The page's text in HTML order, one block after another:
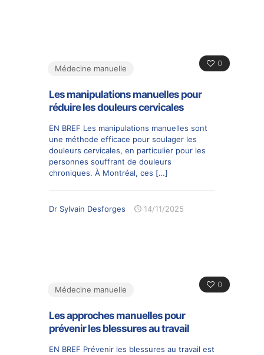
0
Médecine manuelle
Les manipulations manuelles pour
réduire les douleurs cervicales
EN BREF Les manipulations manuelles sont
une méthode efficace pour soulager les
douleurs cervicales, en particulier pour les
personnes souffrant de douleurs
chroniques. À Montréal, ces […]
Dr Sylvain Desforges 14/11/2025
0
Médecine manuelle
Les approches manuelles pour
prévenir les blessures au travail
EN BREF Prévenir les blessures au travail est